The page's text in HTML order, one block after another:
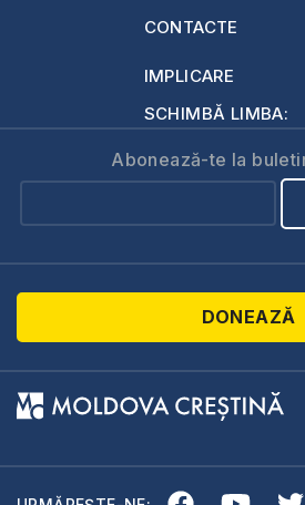
CONTACTE
IMPLICARE
SCHIMBĂ LIMBA:
Abonează-te la
DONEAZĂ